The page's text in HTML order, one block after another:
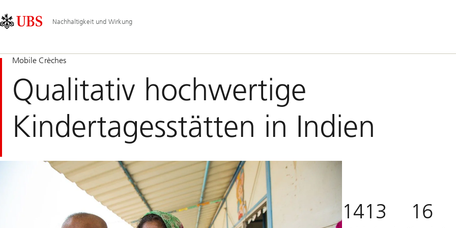
Area
Nachhaltigkeit und Wirkung
Mobile Crèches
Qualitativ hochwertige
Kindertagesstätten in Indien
1413 16